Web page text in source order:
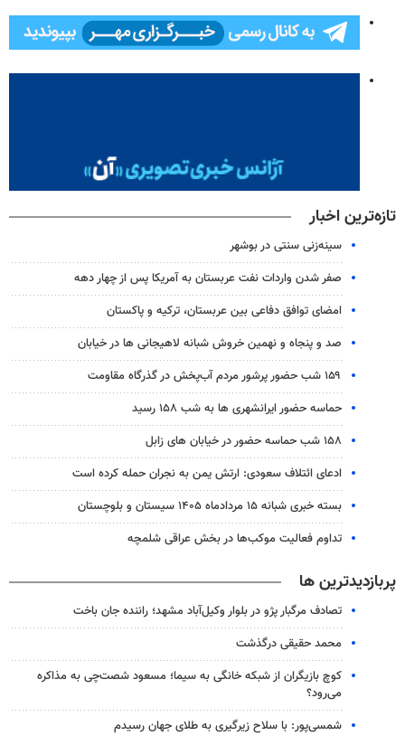
تازه‌ترین اخبار
سینه‌زنی سنتی در بوشهر
صفر شدن واردات نفت عربستان به آمریکا پس از چهار دهه
امضای توافق دفاعی بین عربستان، ترکیه و پاکستان
صد و پنجاه و نهمین خروش شبانه لاهیجانی ها در خیابان
۱۵۹ شب حضور پرشور مردم آب‌پخش در گذرگاه مقاومت
حماسه حضور ایرانشهری ها به شب ۱۵۸ رسید
۱۵۸ شب حماسه حضور در خیابان های زابل
ادعای ائتلاف سعودی: ارتش یمن به نجران حمله کرده است
بسته خبری شبانه ۱۵ مردادماه ۱۴۰۵ سیستان و بلوچستان
تداوم فعالیت موکب‌ها در بخش عراقی شلمچه
پربازدیدترین ها
تصادف مرگبار پژو در بلوار وکیل‌آباد مشهد؛ راننده جان باخت
محمد حقیقی درگذشت
کوچ بازیگران از شبکه خانگی به سیما؛ مسعود شصت‌چی به مذاکره
می‌رود؟
شمسی‌پور: با سلاح زیرگیری به طلای جهان رسیدم